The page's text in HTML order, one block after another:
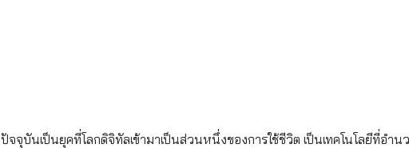
ปัจจุบันเป็นยุคที่โลกดิจิทัลเข้ามาเป็นส่วนหนึ่งของการใช้ชีวิต เป็นเทคโนโลยีที่อำ